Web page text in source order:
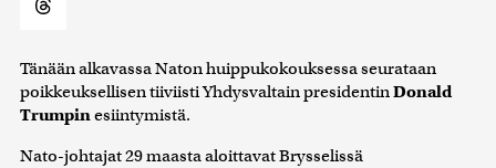
Tänään alkavassa Naton huippukokouksessa seurataan
poikkeuksellisen tiiviisti Yhdysvaltain presidentinDonald
Trumpinesiintymistä.
Nato-johtajat 29 maasta aloittavat Brysselissä